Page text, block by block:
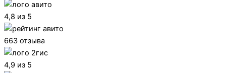
4,8 из 5
663 отзыва
4,9 из 5